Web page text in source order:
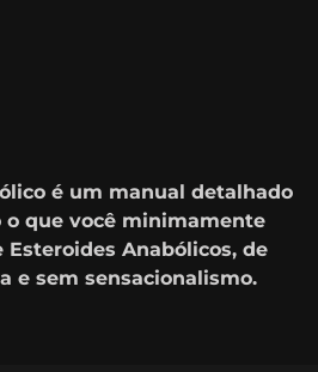
é um manual detalhado
o que você minimamente
Esteroides Anabólicos, de
e sem sensacionalismo.